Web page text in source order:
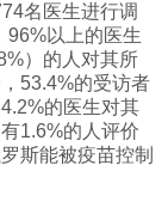
名医生进行调
96%以上的医生
）的人对其所
53.4%的受访者
的医生对其
1.6%的人评价
斯能被疫苗控制